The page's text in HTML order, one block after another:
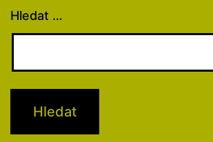
Hledat …